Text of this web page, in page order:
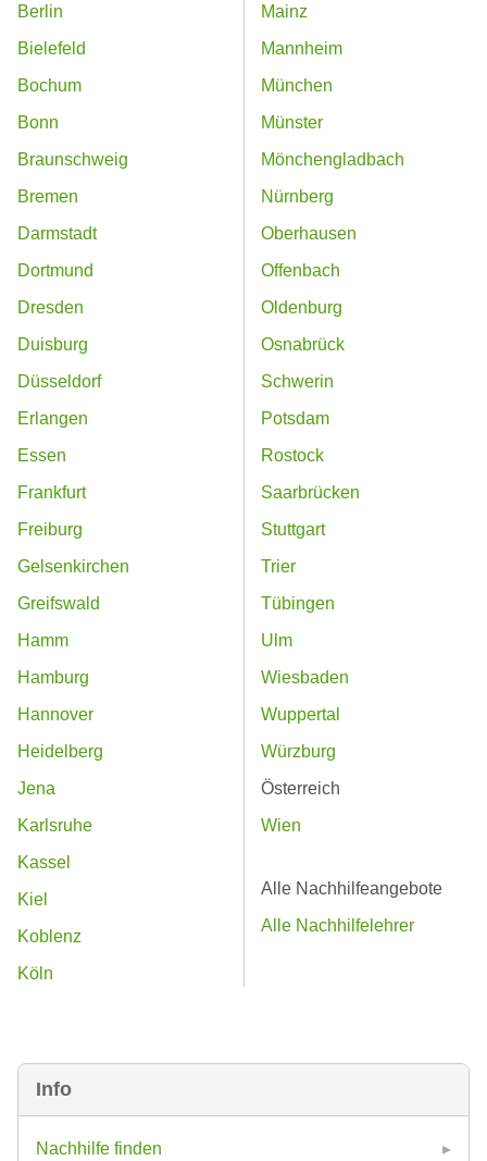
Info
Nachhilfe finden
Berlin
Bielefeld
Bochum
Bonn
Braunschweig
Bremen
Darmstadt
Dortmund
Dresden
Duisburg
Düsseldorf
Erlangen
Essen
Frankfurt
Freiburg
Gelsenkirchen
Greifswald
Hamm
Hamburg
Hannover
Heidelberg
Jena
Karlsruhe
Kassel
Kiel
Koblenz
Köln
Mainz
Mannheim
München
Münster
Mönchengladbach
Nürnberg
Oberhausen
Offenbach
Oldenburg
Osnabrück
Schwerin
Potsdam
Rostock
Saarbrücken
Stuttgart
Trier
Tübingen
Ulm
Wiesbaden
Wuppertal
Würzburg
Österreich
Wien
Alle Nachhilfeangebote
Alle Nachhilfelehrer